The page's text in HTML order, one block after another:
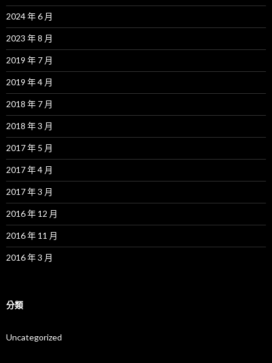
2024 年 6 月
2023 年 8 月
2019 年 7 月
2019 年 4 月
2018 年 7 月
2018 年 3 月
2017 年 5 月
2017 年 4 月
2017 年 3 月
2016 年 12 月
2016 年 11 月
2016 年 3 月
分類
Uncategorized